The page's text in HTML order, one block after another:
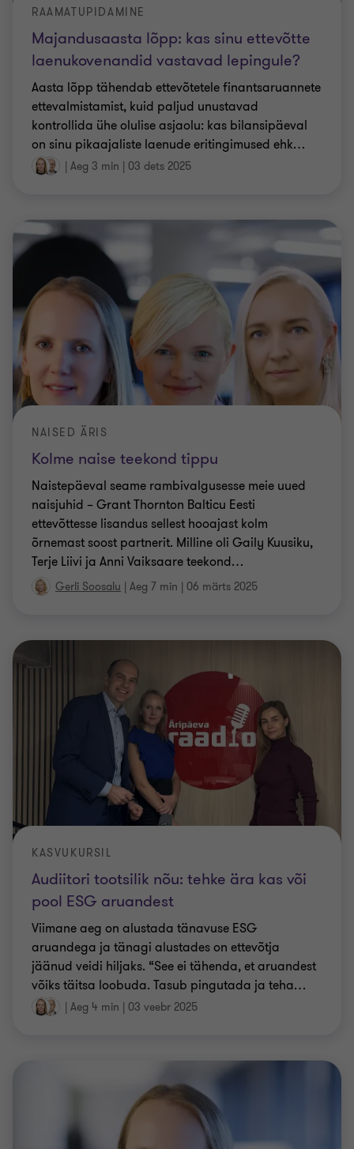
Majandusaasta lõpp: kas sinu ettevõtte
laenukovenandid vastavad lepingule?
RAAMATUPIDAMINE
Aasta lõpp tähendab ettevõtetele finantsaruannete
ettevalmistamist, kuid paljud unustavad
kontrollida ühe olulise asjaolu: kas bilansipäeval
on sinu pikaajaliste laenude eritingimused ehk…
| Aeg 3 min | 03 dets 2025
Kolme naise teekond tippu
NAISED ÄRIS
Naistepäeval seame rambivalgusesse meie uued
naisjuhid – Grant Thornton Balticu Eesti
ettevõttesse lisandus sellest hooajast kolm
õrnemast soost partnerit. Milline oli Gaily Kuusiku,
Terje Liivi ja Anni Vaiksaare teekond…
Gerli Soosalu | Aeg 7 min | 06 märts 2025
Audiitori tootsilik nõu: tehke ära kas või
pool ESG aruandest
KASVUKURSIL
Viimane aeg on alustada tänavuse ESG
aruandega ja tänagi alustades on ettevõtja
jäänud veidi hiljaks. “See ei tähenda, et aruandest
võiks täitsa loobuda. Tasub pingutada ja teha…
| Aeg 4 min | 03 veebr 2025